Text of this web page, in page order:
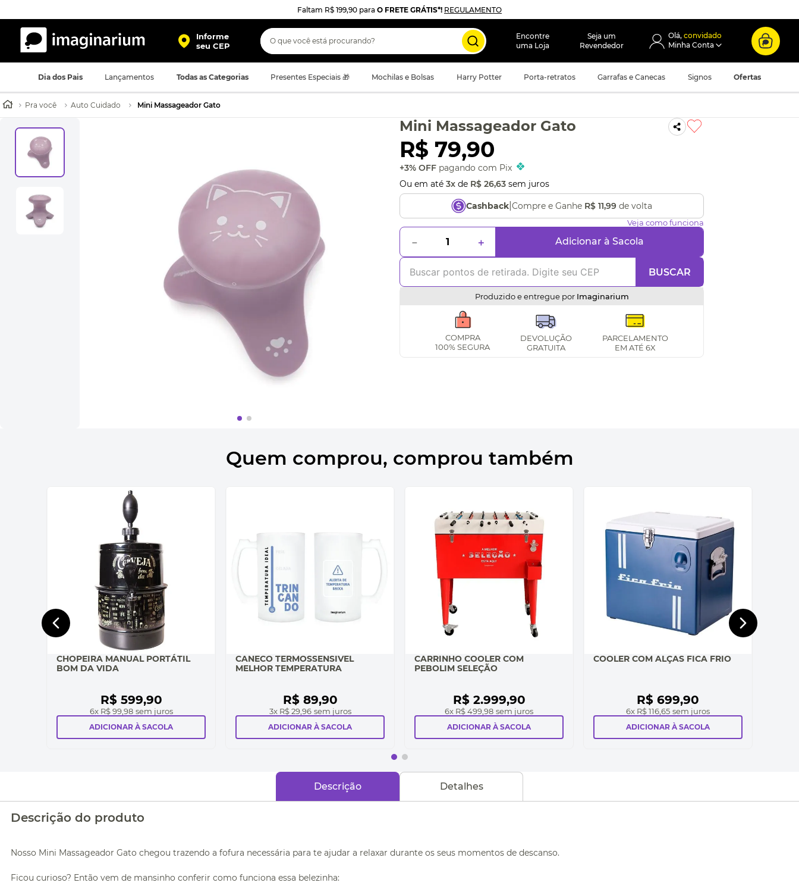
Faltam R$ 199,90 para O FRETE GRÁTIS*! REGULAMENTO
Informe
seu CEP
O que você está procurando?
Encontre
uma Loja
Seja um
Revendedor
convidado
Dia dos Pais Lançamentos Todas as Categorias Presentes Especiais 🎁 Mochilas e Bolsas Harry Potter Porta-retratos Garrafas e Canecas Signos Ofertas
Pra você Auto Cuidado Mini Massageador Gato
Mini Massageador Gato
R$ 79,90
+3% OFF pagando com Pix
Ou em até 3x de R$ 26,63 sem juros
Cashback Compre e Ganhe R$ 11,99 de volta
Veja como funciona
＋
－ Adicionar à Sacola
BUSCAR
Produzido e entregue por Imaginarium
COMPRA
100% SEGURA
DEVOLUÇÃO
GRATUITA
PARCELAMENTO
EM ATÉ 6X
Quem comprou, comprou também
CHOPEIRA MANUAL PORTÁTIL
BOM DA VIDA
R$ 599,90
6x R$ 99,98 sem juros
ADICIONAR À SACOLA
CANECO TERMOSSENSIVEL
MELHOR TEMPERATURA
R$ 89,90
3x R$ 29,96 sem juros
ADICIONAR À SACOLA
CARRINHO COOLER COM
PEBOLIM SELEÇÃO
R$ 2.999,90
6x R$ 499,98 sem juros
ADICIONAR À SACOLA
COOLER COM ALÇAS FICA FRIO
R$ 699,90
6x R$ 116,65 sem juros
ADICIONAR À SACOLA
Descrição Detalhes
Descrição do produto
Nosso Mini Massageador Gato chegou trazendo a fofura necessária para te ajudar a relaxar durante os seus momentos de descanso.
Ficou curioso? Então vem de mansinho conferir como funciona essa belezinha:
TERMOS MAIS BUSCADOS
harry potter
2º
bolsa